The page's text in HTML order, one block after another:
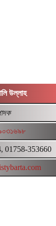
উল্লাহ
01758-353660